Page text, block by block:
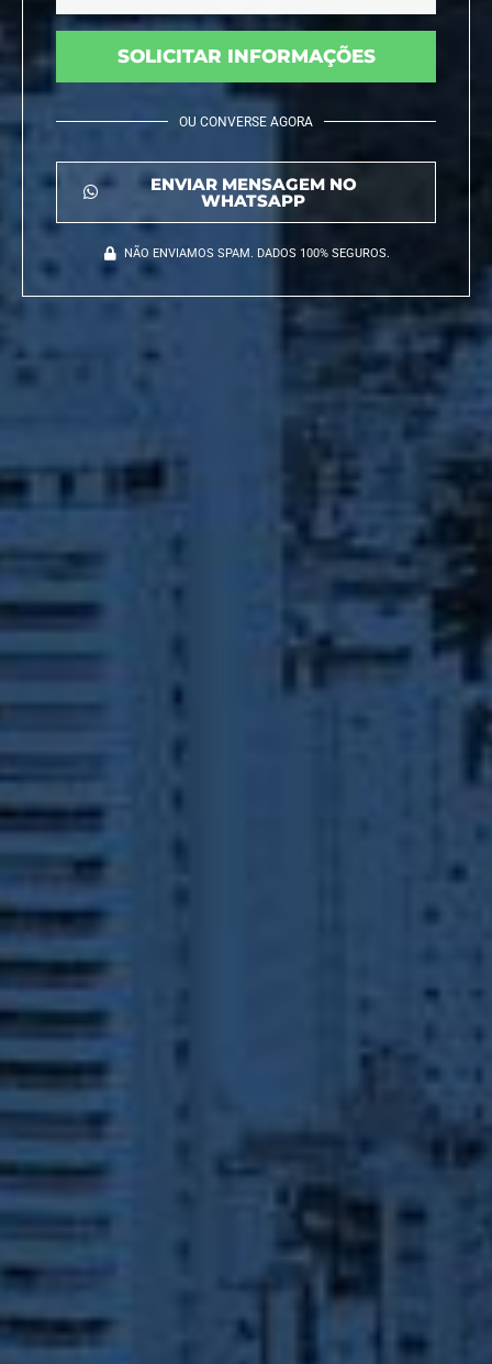
SOLICITAR INFORMAÇÕES
OU CONVERSE AGORA
ENVIAR MENSAGEM NO
WHATSAPP
NÃO ENVIAMOS SPAM. DADOS 100% SEGUROS.